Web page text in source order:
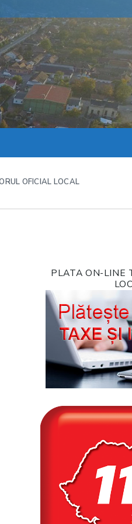
OFICIAL LOCAL
PLATA ON-LINE